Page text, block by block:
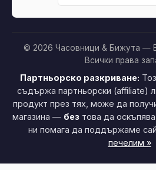
© 2026 Часовници & Бижута —
Всички права
Партньорско разкриване:
съдържа партньорски (affiliate)
продукт през тях, може да
магазина — без това да
ни помага да поддържаме
печелим »